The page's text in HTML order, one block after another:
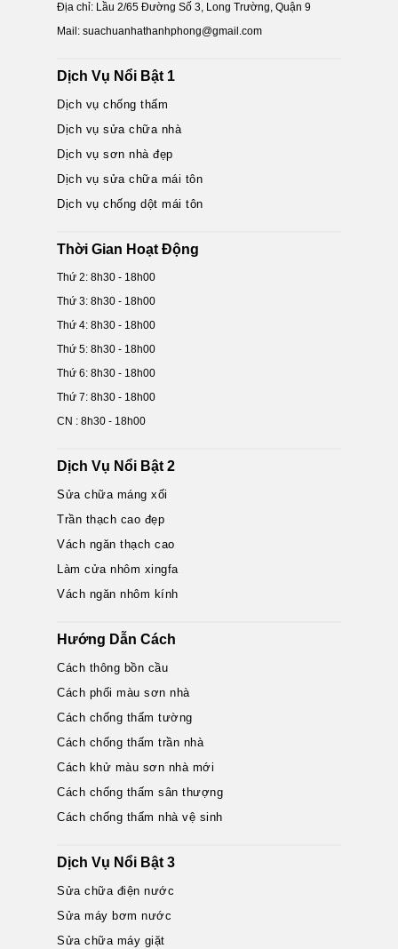
Địa chỉ: Lầu 2/65 Đường Số 3, Long Trường, Quận 9
Mail: suachuanhathanhphong@gmail.com
Dịch Vụ Nổi Bật 1
Dịch vụ chống thấm
Dịch vụ sửa chữa nhà
Dịch vụ sơn nhà đẹp
Dịch vụ sửa chữa mái tôn
Dịch vụ chống dột mái tôn
Thời Gian Hoạt Động
Thứ 2: 8h30 - 18h00
Thứ 3: 8h30 - 18h00
Thứ 4: 8h30 - 18h00
Thứ 5: 8h30 - 18h00
Thứ 6: 8h30 - 18h00
Thứ 7: 8h30 - 18h00
CN : 8h30 - 18h00
Dịch Vụ Nổi Bật 2
Sửa chữa máng xối
Trần thạch cao đẹp
Vách ngăn thạch cao
Làm cửa nhôm xingfa
Vách ngăn nhôm kính
Hướng Dẫn Cách
Cách thông bồn cầu
Cách phối màu sơn nhà
Cách chống thấm tường
Cách chống thấm trần nhà
Cách khử màu sơn nhà mới
Cách chống thấm sân thượng
Cách chống thấm nhà vệ sinh
Dịch Vụ Nổi Bật 3
Sửa chữa điện nước
Sửa máy bơm nước
Sửa chữa máy giặt